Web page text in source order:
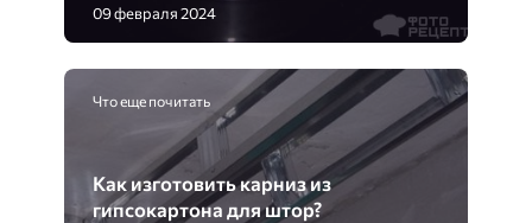
09 февраля 2024
Что еще почитать
Как изготовить карниз из
гипсокартона для штор?